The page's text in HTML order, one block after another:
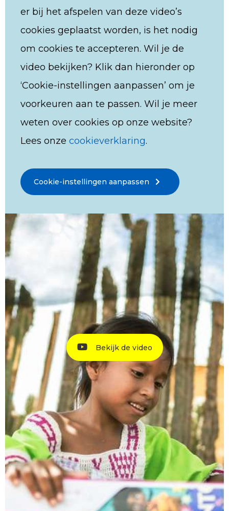
er bij het afspelen van deze video’s
cookies geplaatst worden, is het nodig
om cookies te accepteren. Wil je de
video bekijken? Klik dan hieronder op
‘Cookie-instellingen aanpassen’ om je
voorkeuren aan te passen. Wil je meer
weten over cookies op onze website?
Lees onze cookieverklaring.
Cookie-instellingen aanpassen
Bekijk de video